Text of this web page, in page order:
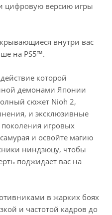
цифровую версию игры
внутри вас
на PS5™.
которой
демонами Японии
сюжет Nioh 2,
и эксклюзивные
игровых
и освойте магию
ниндзюцу, чтобы
поджидает вас на
в жарких боях
и частотой кадров до